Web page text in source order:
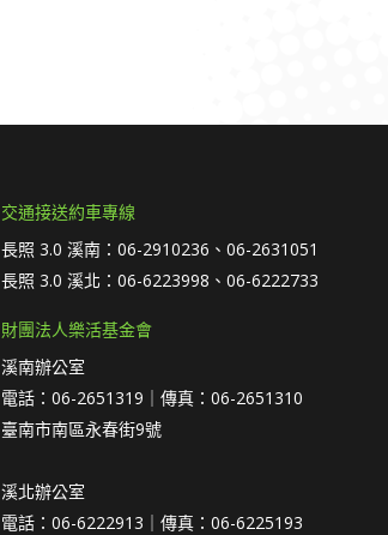
交通接送約車專線
長照 3.0 溪南：06-2910236、06-2631051
長照 3.0 溪北：06-6223998、06-6222733
財團法人樂活基金會
溪南辦公室
電話：06-2651319｜傳真：06-2651310
臺南市南區永春街9號
溪北辦公室
電話：06-6222913｜傳真：06-6225193